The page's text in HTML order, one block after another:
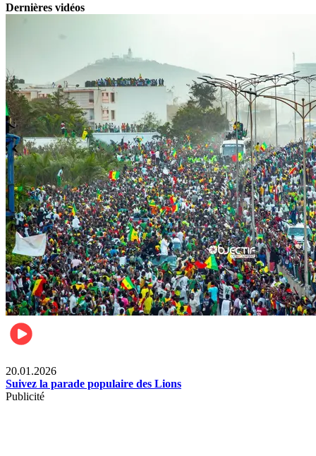
Dernières vidéos
20.01.2026
Suivez la parade populaire des Lions
Publicité